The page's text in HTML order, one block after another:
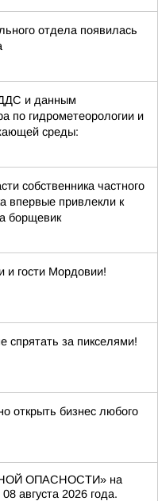
отдела появилась
и данным
по гидрометеорологии и
среды:
собственника частного
впервые привлекли к
борщевик
и гости Мордовии!
спрятать за пикселями!
открыть бизнес любого
ОПАСНОСТИ» на
августа 2026 года.